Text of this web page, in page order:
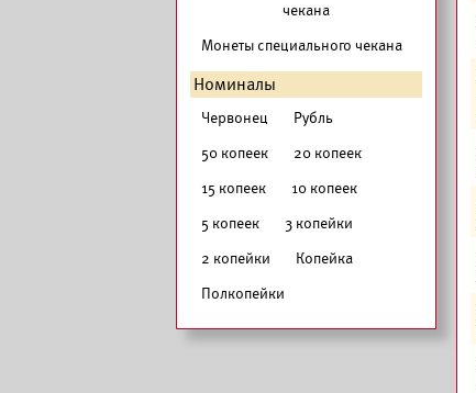
чекана
Монеты специального чекана
Номиналы
Червонец
Рубль
50 копеек
20 копеек
15 копеек
10 копеек
5 копеек
3 копейки
2 копейки
Копейка
Полкопейки